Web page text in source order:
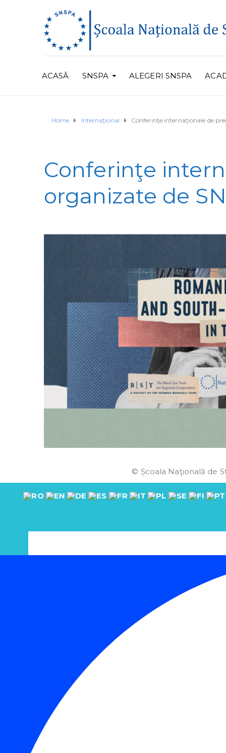
ACASĂ SNSPA ALEGERI SNSPA
Home Internaţional Conferinţe internaţionale de
Conferinţe
organizate de
© Școala Naţională de